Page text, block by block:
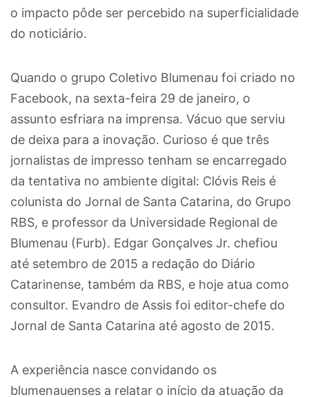
o impacto pôde ser percebido na superficialidade
do noticiário.
Quando o grupo Coletivo Blumenau foi criado no
Facebook, na sexta-feira 29 de janeiro, o
assunto esfriara na imprensa. Vácuo que serviu
de deixa para a inovação. Curioso é que três
jornalistas de impresso tenham se encarregado
da tentativa no ambiente digital: Clóvis Reis é
colunista do Jornal de Santa Catarina, do Grupo
RBS, e professor da Universidade Regional de
Blumenau (Furb). Edgar Gonçalves Jr. chefiou
até setembro de 2015 a redação do Diário
Catarinense, também da RBS, e hoje atua como
consultor. Evandro de Assis foi editor-chefe do
Jornal de Santa Catarina até agosto de 2015.
A experiência nasce convidando os
blumenauenses a relatar o início da atuação da